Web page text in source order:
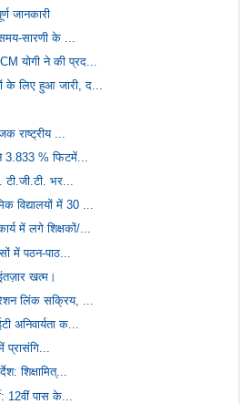
जानकारी
सारणी के ...
योगी ने की प्रद...
के लिए हुआ जारी, द...
राष्ट्रीय ...
% फिटमें...
टी.जी.टी. भर...
विद्यालयों में 30 ...
में लगे शिक्षकों/...
में पठन-पाठ...
खत्म।
लिंक सक्रिय, ...
अनिवार्यता क...
प्रासंगि...
शिक्षामित्...
12वीं पास के...